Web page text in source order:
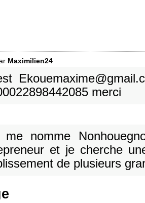
Maximilien24
merci
nomme
et je cherche
de plusieurs